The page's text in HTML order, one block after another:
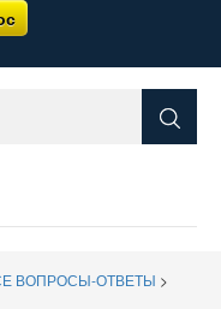
ВОПРОСЫ-ОТВЕТЫ >